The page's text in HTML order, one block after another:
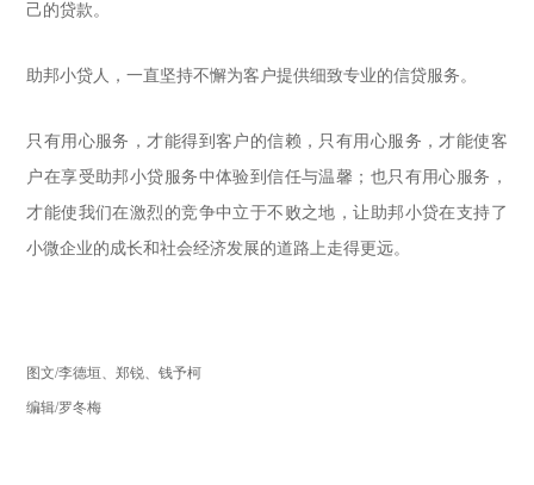
己的贷款。
助邦小贷人，一直坚持不懈为客户提供细致专业的信贷服务。
只有用心服务，才能得到客户的信赖，只有用心服务，才能使客
户在享受助邦小贷服务中体验到信任与温馨；也只有用心服务，
才能使我们在激烈的竞争中立于不败之地，让助邦小贷在支持了
小微企业的成长和社会经济发展的道路上走得更远。
图文/李德垣、郑锐、钱予柯
编辑/罗冬梅